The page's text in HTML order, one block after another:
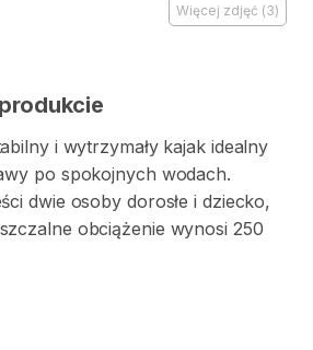
Więcej zdjęć (3)
i wytrzymały kajak idealny
po spokojnych wodach.
dwie osoby dorosłe i dziecko​,​
obciążenie wynosi 250